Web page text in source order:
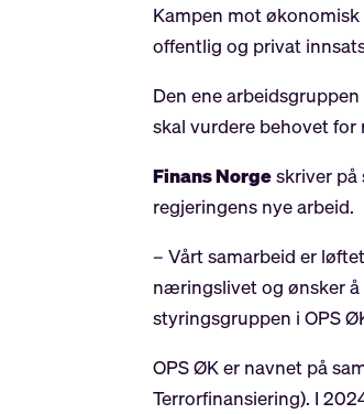
Kampen mot
offentlig og privat
Den ene
skal vurdere behovet
Finans Norgeskriver
regjeringens nye arbeid.
– Vårt samarbeid er
næringslivet og ønsker å
styringsgruppen i OPS
OPS ØK er navnet på
Terrorfinansiering). I